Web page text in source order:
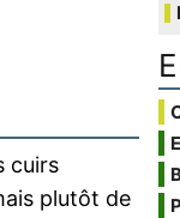
cuirs
plutôt de